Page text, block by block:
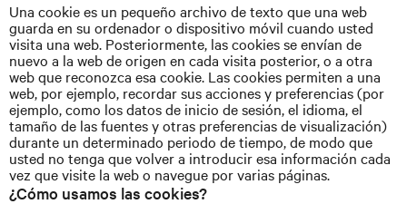
Una cookie es un pequeño archivo de texto que una web
guarda en su ordenador o dispositivo móvil cuando usted
visita una web. Posteriormente, las cookies se envían de
nuevo a la web de origen en cada visita posterior, o a otra
web que reconozca esa cookie. Las cookies permiten a una
web, por ejemplo, recordar sus acciones y preferencias (por
ejemplo, como los datos de inicio de sesión, el idioma, el
tamaño de las fuentes y otras preferencias de visualización)
durante un determinado periodo de tiempo, de modo que
usted no tenga que volver a introducir esa información cada
vez que visite la web o navegue por varias páginas.
¿Cómo usamos las cookies?